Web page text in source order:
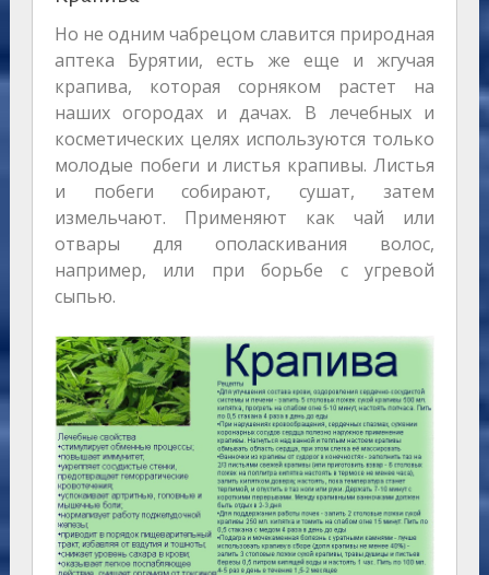
Но не одним чабрецом славится природная
аптека Бурятии, есть же еще и жгучая
крапива, которая сорняком растет на
наших огородах и дачах. В лечебных и
косметических целях используются только
молодые побеги и листья крапивы. Листья
и побеги собирают, сушат, затем
измельчают. Применяют как чай или
отвары для ополаскивания волос,
например, или при борьбе с угревой
сыпью.